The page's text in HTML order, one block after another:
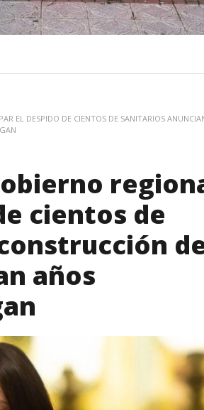
EL DESPIDO DE CIENTOS DE SANITARIOS
cientos de
años